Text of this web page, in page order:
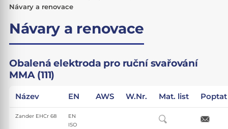
Návary a renovace
Návary a renovace
Obalená elektroda pro ruční svařování
MMA (111)
Název EN AWS W.Nr. Mat. list Poptat
Zander EHCr 68
EN
ISO